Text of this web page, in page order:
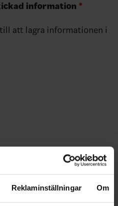
Reklaminställningar Om
information *
att lagra informationen i